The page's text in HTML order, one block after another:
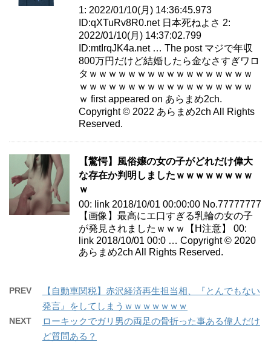
1: 2022/01/10(月) 14:36:45.973
ID:qXTuRv8R0.net 日本死ねよさ 2:
2022/01/10(月) 14:37:02.799
ID:mtIrqJK4a.net … The post マジで年収
800万円だけど結婚したら金なさすぎワロ
タｗｗｗｗｗｗｗｗｗｗｗｗｗｗｗｗｗ
ｗｗｗｗｗｗｗｗｗｗｗｗｗｗｗｗｗｗ
ｗ first appeared on あらまめ2ch.
Copyright © 2022 あらまめ2ch All Rights
Reserved.
【驚愕】風俗嬢の女の子がどれだけ偉大
な存在か判明しましたｗｗｗｗｗｗｗｗ
ｗ
00: link 2018/10/01 00:00:00 No.77777777
【画像】最高にエ口すぎる乳輪の女の子
が発見されましたｗｗｗ【H注意】 00:
link 2018/10/01 00:0 … Copyright © 2020
あらまめ2ch All Rights Reserved.
PREV
【自動車関税】赤沢経済再生担当相、『とんでもない
発言』をしてしまうｗｗｗｗｗｗｗ
NEXT
ローキックでガリ男の両足の骨折った事ある偉人だけ
ど質問ある？